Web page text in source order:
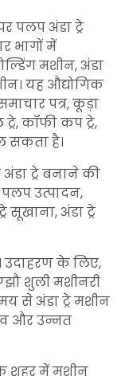
पलप अंडा ट्रे
भागों में
मशीन, अंडा
यह औद्योगिक
पत्र, कूड़ा
कॉफी कप ट्रे,
सकता है।
ट्रे बनाने की
उत्पादन,
सूखाना, अंडा ट्रे
उदाहरण के लिए,
शुली मशीनरी
से अंडा ट्रे मशीन
और उन्नत
शहर में मशीन